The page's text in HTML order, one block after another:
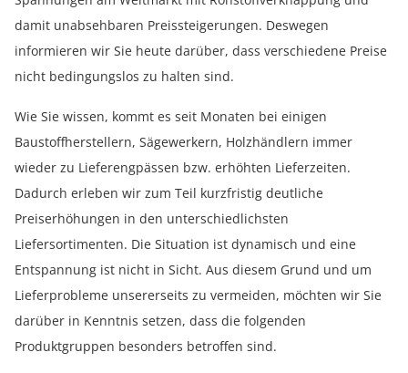
damit unabsehbaren Preissteigerungen. Deswegen
informieren wir Sie heute darüber, dass verschiedene Preise
nicht bedingungslos zu halten sind.
Wie Sie wissen, kommt es seit Monaten bei einigen
Baustoffherstellern, Sägewerkern, Holzhändlern immer
wieder zu Lieferengpässen bzw. erhöhten Lieferzeiten.
Dadurch erleben wir zum Teil kurzfristig deutliche
Preiserhöhungen in den unterschiedlichsten
Liefersortimenten. Die Situation ist dynamisch und eine
Entspannung ist nicht in Sicht. Aus diesem Grund und um
Lieferprobleme unsererseits zu vermeiden, möchten wir Sie
darüber in Kenntnis setzen, dass die folgenden
Produktgruppen besonders betroffen sind.